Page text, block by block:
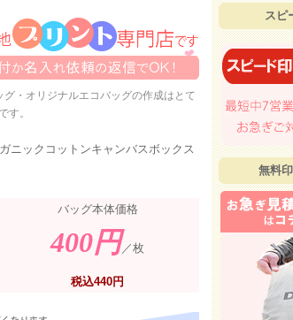
・オリジナルエコバッグの作成はとて
す。
ニックコットンキャンバスボックス
バッグ本体価格
400円／枚
税込440円
スピ
無料